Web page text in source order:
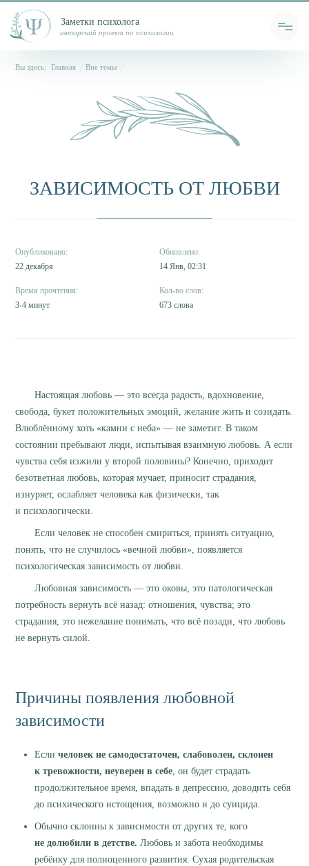
Вы здесь: Главная Вне темы
ЗАВИСИМОСТЬ ОТ ЛЮБВИ
22 декабря 14 Янв, 02:31
3-4 минут 673 слова
Настоящая любовь — это всегда радость, вдохновение,
свобода, букет положительных эмоций, желание жить и созидать.
Влюблённому хоть «камни с неба» — не заметит. В таком
состоянии пребывают люди, испытывая взаимную любовь. А если
чувства себя изжили у второй половины? Конечно, приходит
безответная любовь, которая мучает, приносит страдания,
изнуряет, ослабляет человека как физически, так
и психологически.
Если человек не способен смириться, принять ситуацию,
понять, что не случилось «вечной любви», появляется
психологическая зависимость от любви.
Любовная зависимость — это оковы, это патологическая
потребность вернуть всё назад: отношения, чувства; это
страдания, это нежелание понимать, что всё позади, что любовь
не вернуть силой.
Причины появления любовной
зависимости
Есличеловек не самодостаточен, слабоволен, склонен
к тревожности, неуверен в себе, он будет страдать
продолжительное время, впадать в депрессию, доводить себя
до психического истощения, возможно и до суицида.
Обычно склонны к зависимости от других те, кого
не долюбили в детстве. Любовь и забота необходимы
ребёнку для полноценного развития. Сухая родительская
Заметки психолога
авторский проект по психологии